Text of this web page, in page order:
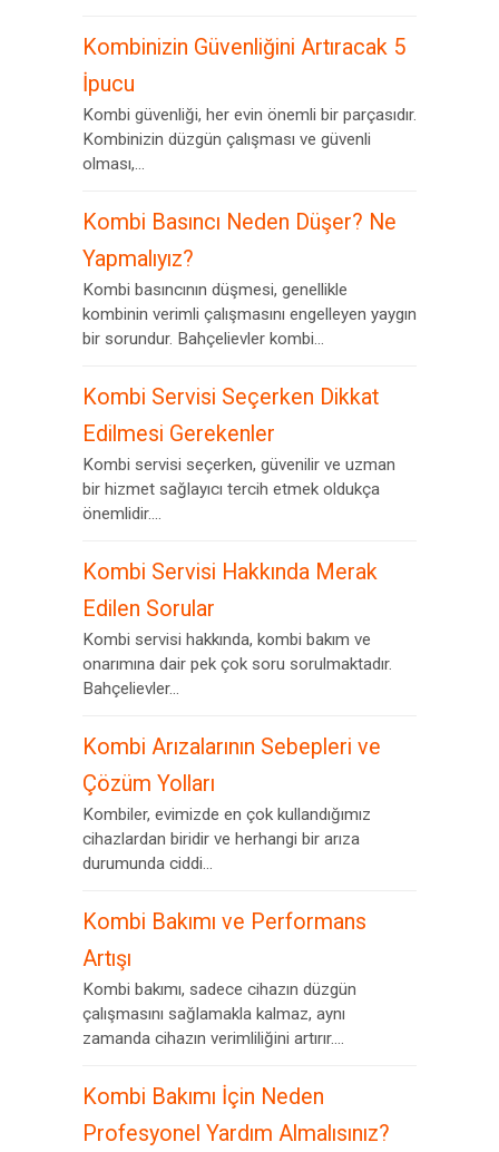
Kombinizin Güvenliğini Artıracak 5
İpucu
Kombi güvenliği, her evin önemli bir parçasıdır.
Kombinizin düzgün çalışması ve güvenli
olması,...
Kombi Basıncı Neden Düşer? Ne
Yapmalıyız?
Kombi basıncının düşmesi, genellikle
kombinin verimli çalışmasını engelleyen yaygın
bir sorundur. Bahçelievler kombi...
Kombi Servisi Seçerken Dikkat
Edilmesi Gerekenler
Kombi servisi seçerken, güvenilir ve uzman
bir hizmet sağlayıcı tercih etmek oldukça
önemlidir....
Kombi Servisi Hakkında Merak
Edilen Sorular
Kombi servisi hakkında, kombi bakım ve
onarımına dair pek çok soru sorulmaktadır.
Bahçelievler...
Kombi Arızalarının Sebepleri ve
Çözüm Yolları
Kombiler, evimizde en çok kullandığımız
cihazlardan biridir ve herhangi bir arıza
durumunda ciddi...
Kombi Bakımı ve Performans
Artışı
Kombi bakımı, sadece cihazın düzgün
çalışmasını sağlamakla kalmaz, aynı
zamanda cihazın verimliliğini artırır....
Kombi Bakımı İçin Neden
Profesyonel Yardım Almalısınız?